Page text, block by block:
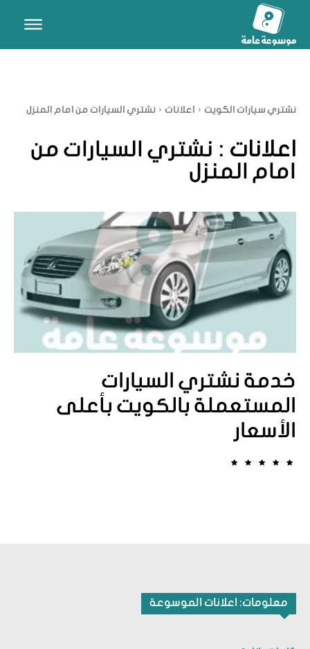
نشتري سيارات الكويت اعلانات نشتري السيارات من امام المنزل
اعلانات : نشتري السيارات من
امام المنزل
خدمة نشتري السيارات
المستعملة بالكويت بأعلى
الأسعار
معلومات: اعلانات الموسوعة